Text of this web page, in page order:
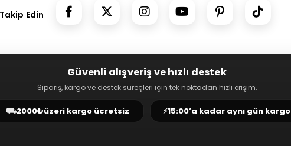
Edin
Güvenli alışveriş ve hızlı destek
Sipariş, kargo ve destek süreçleri için tek noktadan hızlı erişim.
⛟2000₺üzeri kargo ücretsiz ⚡15:00’a kadar aynı gün kargo